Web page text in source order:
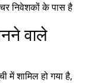
निवेशकों के पास है
वाले
में शामिल हो गया है,